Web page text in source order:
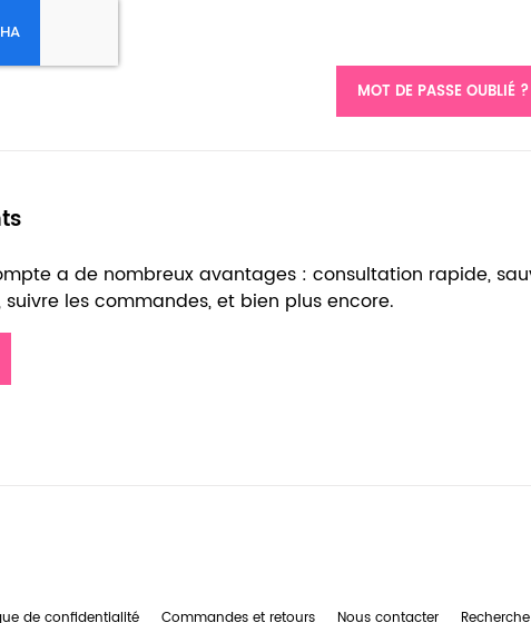
MOT DE PASSE OUBLIÉ ?
a de nombreux avantages : consultation rapide,
suivre les commandes, et bien plus encore.
de confidentialité Commandes et retours Nous contacter